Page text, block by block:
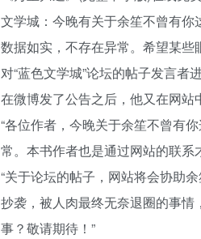
文学城：今晚有关于余笙不曾有
数据如实，不存在异常。希望某
对“蓝色文学城”论坛的帖子发言者
在微博发了公告之后，他又在网站
“各位作者，今晚关于余笙不曾有
常。本书作者也是通过网站的联系
“关于论坛的帖子，网站将会协助
抄袭，被人肉最终无奈退圈的事
事？敬请期待！”